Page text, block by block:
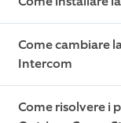
Come cambiare
Intercom
Come risolvere i